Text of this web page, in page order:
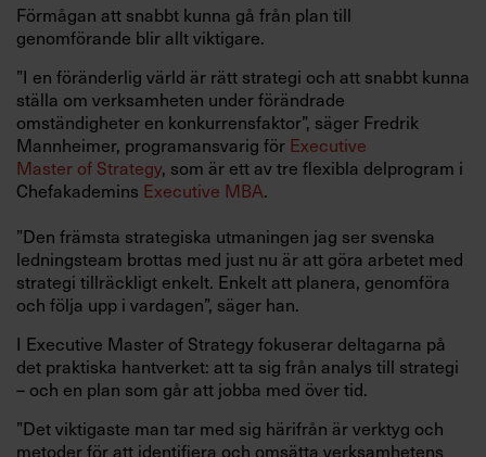
Förmågan att snabbt kunna gå från plan till
genomförande blir allt viktigare.
”I en föränderlig värld är rätt strategi och att snabbt kunna
ställa om verksamheten under förändrade
omständigheter en konkurrensfaktor”, säger Fredrik
Mannheimer, programansvarig för Executive
Master of Strategy, som är ett av tre flexibla delprogram i
Chefakademins Executive MBA.
”Den främsta strategiska utmaningen jag ser svenska
ledningsteam brottas med just nu är att göra arbetet med
strategi tillräckligt enkelt. Enkelt att planera, genomföra
och följa upp i vardagen”, säger han.
I Executive Master of Strategy fokuserar deltagarna på
det praktiska hantverket: att ta sig från analys till strategi
– och en plan som går att jobba med över tid.
”Det viktigaste man tar med sig härifrån är verktyg och
metoder för att identifiera och omsätta verksamhetens